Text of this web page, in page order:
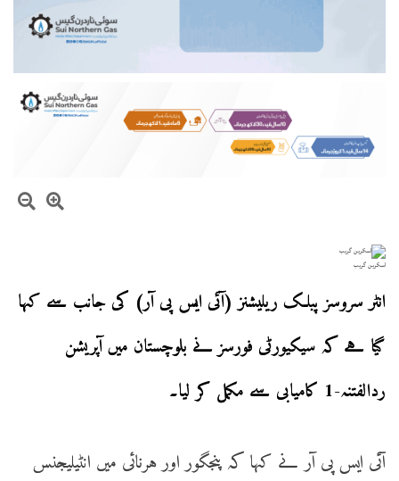
اسکرین گریب
انٹر سروسز پبلک ریلیشنز (آئی ایس پی آر) کی جانب سے کہا
گیا ہے کہ سیکیورٹی فورسز نے بلوچستان میں آپریشن
ردالفتنہ-1 کامیابی سے مکمل کر لیا۔
آئی ایس پی آر نے کہا کہ پنجگور اور ہرنائی میں انٹیلیجنس